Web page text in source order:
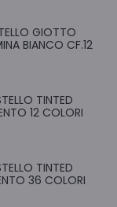
GIOTTO
BIANCO CF.12
TINTED
12 COLORI
TINTED
36 COLORI